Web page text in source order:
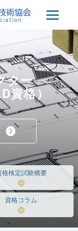
ター
資格）
格検定試験概要
資格コラム